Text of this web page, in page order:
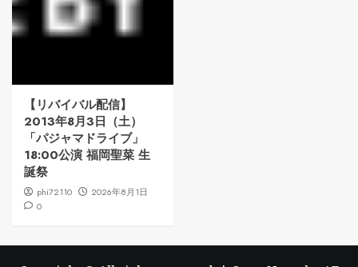
【リバイバル配信】
2013年8月3日（土）
「パジャマドライブ」
18:00公演 福岡聖菜 生
誕祭
phi72110
2026年8月1日
0